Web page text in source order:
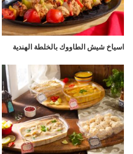
اسياخ شيش الطاووك بالخلطة الهندية